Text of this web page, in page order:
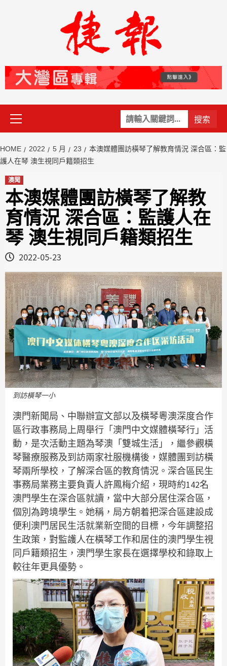
關
鍵
Primary
Menu
HOME 2022 5 月 23
本澳媒體團訪橫琴了解教育情況 深合區：監
護人在琴 澳生視同戶籍類招生
澳聞
本澳媒體團訪橫琴了解教
育情況 深合區：監護人在
琴 澳生視同戶籍類招生
2022-05-23
到訪橫琴一小
澳門新聞局、中聯辦宣文部以及橫琴粵澳深度合作
區行政事務局上周舉行「澳門中文媒體橫琴行」活
動，是次活動主題為琴澳「雙城生活」，繼參觀橫
琴醫療服務及到訪兩家社服機構後，媒體團到訪橫
琴兩所學校，了解深合區的教育情況。深合區民生
事務局業務主要負責人許鳳梅介紹，現時約142名
澳門學生在深合區就讀，當中大部分居住深合區，
個別為跨境學生。她稱，局方朝着把深合區建設成
便利澳門居民生活就業新空間的目標，今年調整招
生政策，對監護人在橫琴工作和居住的澳門學生視
同戶籍類招生，澳門學生家長在選擇學校和錄取上
較往年更具優勢。